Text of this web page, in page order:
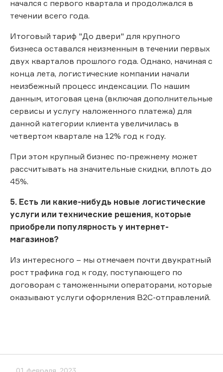
начался с первого квартала и продолжался в
течении всего года.
Итоговый тариф "До двери" для крупного
бизнеса оставался неизменным в течении первых
двух кварталов прошлого года. Однако, начиная с
конца лета, логистические компании начали
неизбежный процесс индексации. По нашим
данным, итоговая цена (включая дополнительные
сервисы и услугу наложенного платежа) для
данной категории клиента увеличилась в
четвертом квартале на 12% год к году.
При этом крупный бизнес по-прежнему может
рассчитывать на значительные скидки, вплоть до
45%.
5. Есть ли какие-нибудь новые логистические
услуги или технические решения, которые
приобрели популярность у интернет-
магазинов?
Из интересного – мы отмечаем почти двукратный
рост трафика год к году, поступающего по
договорам с таможенными операторами, которые
оказывают услуги оформления B2С-отправлений.